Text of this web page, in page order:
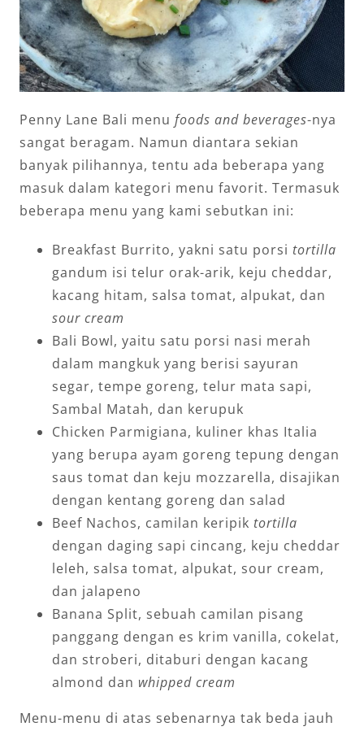
Penny Lane Bali menu foods and beverages-nya
sangat beragam. Namun diantara sekian
banyak pilihannya, tentu ada beberapa yang
masuk dalam kategori menu favorit. Termasuk
beberapa menu yang kami sebutkan ini:
Breakfast Burrito, yakni satu porsi tortilla
gandum isi telur orak-arik, keju cheddar,
kacang hitam, salsa tomat, alpukat, dan
sour cream
Bali Bowl, yaitu satu porsi nasi merah
dalam mangkuk yang berisi sayuran
segar, tempe goreng, telur mata sapi,
Sambal Matah, dan kerupuk
Chicken Parmigiana, kuliner khas Italia
yang berupa ayam goreng tepung dengan
saus tomat dan keju mozzarella, disajikan
dengan kentang goreng dan salad
Beef Nachos, camilan keripik tortilla
dengan daging sapi cincang, keju cheddar
leleh, salsa tomat, alpukat, sour cream,
dan jalapeno
Banana Split, sebuah camilan pisang
panggang dengan es krim vanilla, cokelat,
dan stroberi, ditaburi dengan kacang
almond dan whipped cream
Menu-menu di atas sebenarnya tak beda jauh